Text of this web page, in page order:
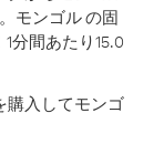
モンゴル の固
分間あたり15.0
購入してモンゴ